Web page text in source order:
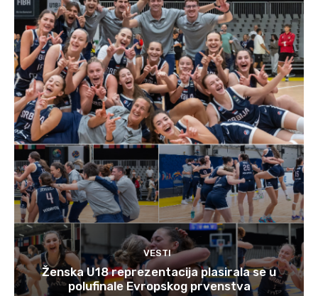
VESTI
Ženska U18 reprezentacija plasirala se u
polufinale Evropskog prvenstva